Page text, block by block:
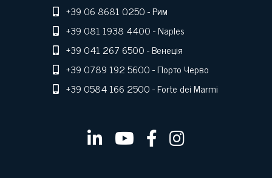
+39 06 8681 0250- Рим
+39 081 1938 4400- Naples
+39 041 267 6500- Венеція
+39 0789 192 5600- Порто Черво
+39 0584 166 2500- Forte dei Marmi